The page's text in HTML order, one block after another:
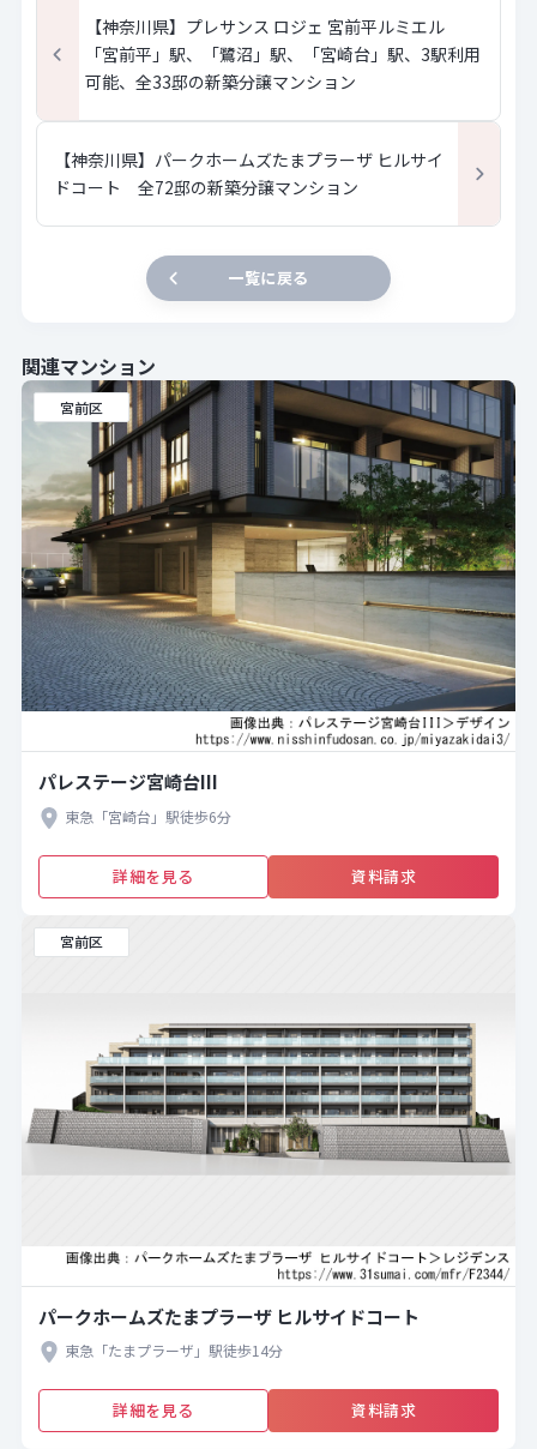
【神奈川県】プレサンス ロジェ 宮前平ルミエル
「宮前平」駅、「鷺沼」駅、「宮崎台」駅、3駅利用
可能、全33邸の新築分譲マンション
【神奈川県】パークホームズたまプラーザ ヒルサイ
ドコート 全72邸の新築分譲マンション
一覧に戻る
関連マンション
宮前区
パレステージ宮崎台III
東急「宮崎台」駅徒歩6分
詳細を見る 資料請求
宮前区
パークホームズたまプラーザ ヒルサイドコート
東急「たまプラーザ」駅徒歩14分
詳細を見る 資料請求